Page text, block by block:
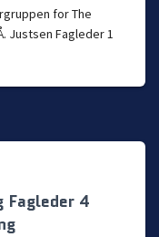
for The
Justsen Fagleder 1
Fagleder 4